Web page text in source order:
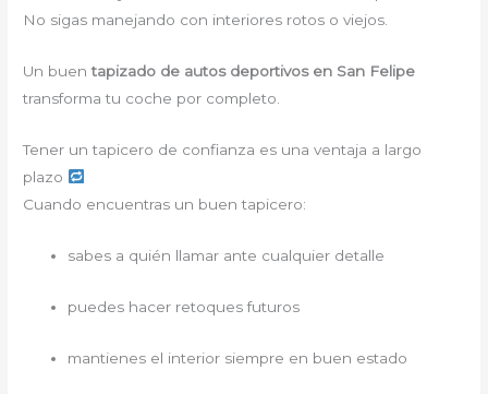
No sigas manejando con interiores rotos o viejos.
Un buentapizado de autos deportivos en San Felipe
transforma tu coche por completo.
Tener un tapicero de confianza es una ventaja a largo
plazo
Cuando encuentras un buen tapicero:
sabes a quién llamar ante cualquier detalle
puedes hacer retoques futuros
mantienes el interior siempre en buen estado